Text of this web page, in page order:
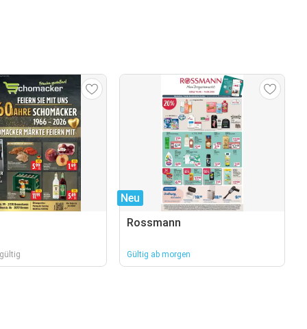
Neu
Rossmann
Gültig ab morgen